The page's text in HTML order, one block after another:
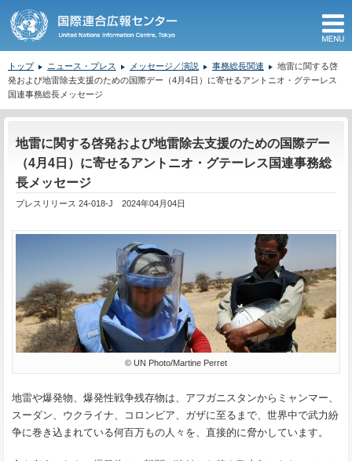
トップ ニュース・プレス メッセージ／演説 事務総長関連
地雷に関する啓
発および地雷除去支援のための国際デー（4月4日）に寄せるアントニオ・グテーレス
国連事務総長メッセージ
地雷に関する啓発および地雷除去支援のための国際デー
（4月4日）に寄せるアントニオ・グテーレス国連事務総
長メッセージ
プレスリリース 24-018-J 2024年04月04日
© UN Photo/Martine Perret
地雷や爆発物、爆発性戦争残存物は、アフガニスタンからミャンマー、
スーダン、ウクライナ、コロンビア、ガザに至るまで、世界中で武力紛
争に巻き込まれている何百万もの人々を、直接的に脅かしています。